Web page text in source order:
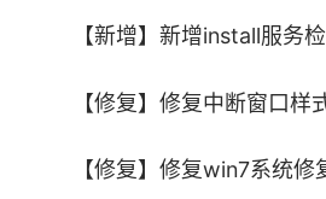
【新增】新增install服务检
【修复】修复中断窗口样
【修复】修复win7系统修